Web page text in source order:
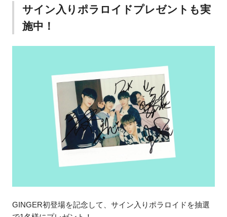
サイン入りポラロイドプレゼントも実
施中！
GINGER初登場を記念して、サイン入りポラロイドを抽選